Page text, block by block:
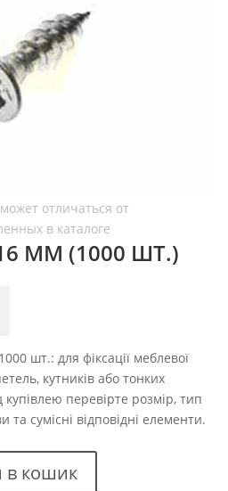
ММ (1000 ШТ.)
шт.: для фіксації меблевої
кутників або тонких
перевірте розмір, тип
та сумісні відповідні елементи.
в кошик